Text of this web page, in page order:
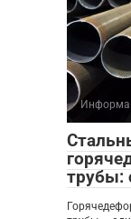
трубы: